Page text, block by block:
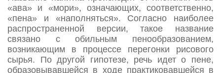
«ава» и «мори», означающих, соответственно,
«пена» и «наполняться». Согласно наиболее
распространенной версии, такое название
связано с обильным пенообразованием,
возникающим в процессе перегонки рисового
сырья. По другой гипотезе, речь идет о пене,
образовывавшейся в ходе практиковавшейся в